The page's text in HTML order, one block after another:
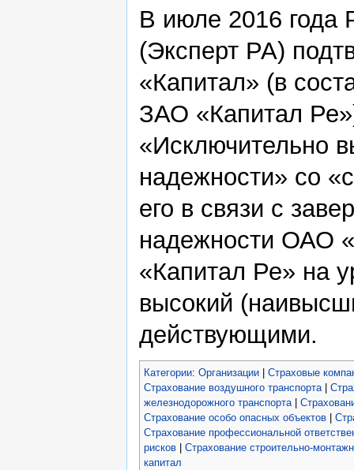
В июле 2016 года
(Эксперт РА)
«Капитал» (в
ЗАО «Капитал
«Исключительно
надежности» со
его в связи с
надежности ОАО
«Капитал Ре» на
высокий
действующими.
Категории: Организации
Страховые
Страхование воздушного транспорта|
железнодорожного транспорта|
Страхование особо опасных объектов
Страхование профессиональной
рисков
Страхование строительно-
капитал